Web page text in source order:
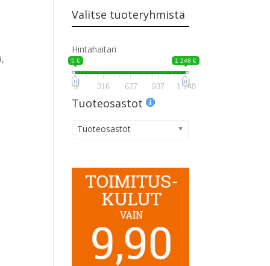
Valitse tuoteryhmistä
Hintahaitari
5 € 1 248 €
5 316 627 937 1 248
Tuoteosastot
Tuoteosastot